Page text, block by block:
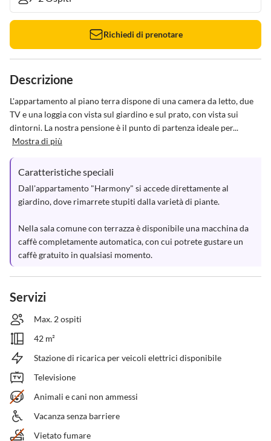
Richiedi di prenotare
Descrizione
L'appartamento al piano terra dispone di una camera da letto, due
TV e una loggia con vista sul giardino e sul prato, con vista sui
dintorni. La nostra pensione è il punto di partenza ideale per...
Mostra di più
Caratteristiche speciali
Dall'appartamento "Harmony" si accede direttamente al
giardino, dove rimarrete stupiti dalla varietà di piante.
Nella sala comune con terrazza è disponibile una macchina da
caffè completamente automatica, con cui potrete gustare un
caffè gratuito in qualsiasi momento.
Servizi
Max. 2 ospiti
42 m²
Stazione di ricarica per veicoli elettrici disponibile
Televisione
Animali e cani non ammessi
Vacanza senza barriere
Vietato fumare